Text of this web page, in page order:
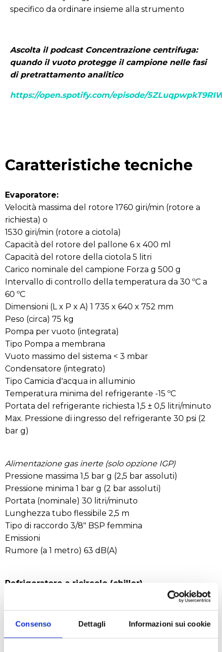
Consenso Dettagli Informazioni sui cookie
specifico da ordinare insieme alla strumento
Ascolta il podcast Concentrazione centrifuga:
quando il vuoto protegge il campione nelle fasi
di pretrattamento analitico
https://open.spotify.com/episode/
Caratteristiche tecniche
Evaporatore:
Velocità massima del rotore 1760 giri/min (rotore a
richiesta) o
1530 giri/min (rotore a ciotola)
Capacità del rotore del pallone 6 x 400 ml
Capacità del rotore della ciotola 5 litri
Carico nominale del campione Forza g 500 g
Intervallo di controllo della temperatura da 30 ºC a
60 ºC
Dimensioni (L x P x A) 1 735 x 640 x 752 mm
Peso (circa) 75 kg
Pompa per vuoto (integrata)
Tipo Pompa a membrana
Vuoto massimo del sistema < 3 mbar
Condensatore (integrato)
Tipo Camicia d'acqua in alluminio
Temperatura minima del refrigerante -15 ºC
Portata del refrigerante richiesta 1,5 ± 0,5 litri/minuto
Max. Pressione di ingresso del refrigerante 30 psi (2
bar g)
Alimentazione gas inerte (solo opzione IGP)
Pressione massima 1,5 bar g (2,5 bar assoluti)
Pressione minima 1 bar g (2 bar assoluti)
Portata (nominale) 30 litri/minuto
Lunghezza tubo flessibile 2,5 m
Tipo di raccordo 3/8" BSP femmina
Emissioni
Rumore (a 1 metro) 63 dB(A)
Refrigeratore a ricircolo (chiller)
glicole monoetilenico
Dimensioni (L x P x A) 320 x 500 x 600 mm